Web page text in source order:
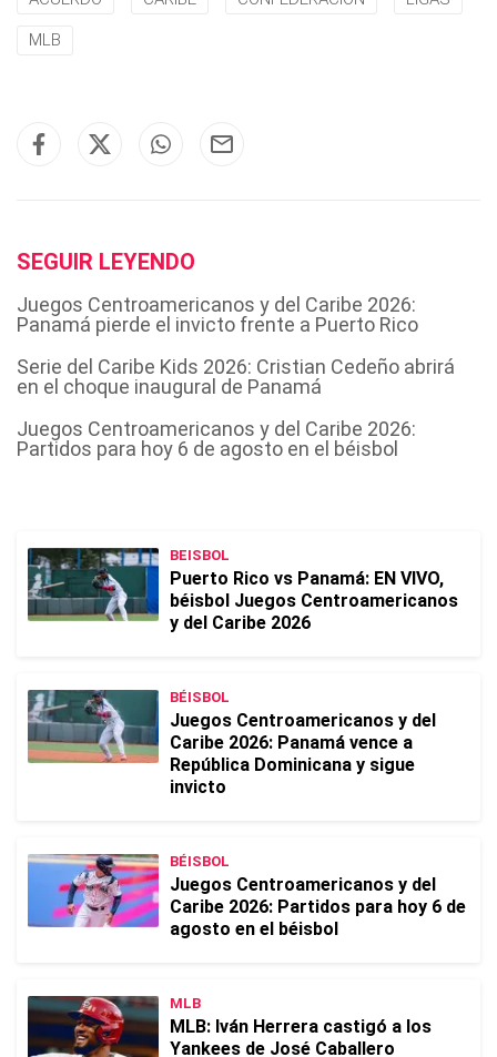
MLB
SEGUIR LEYENDO
Juegos Centroamericanos y del Caribe 2026:
Panamá pierde el invicto frente a Puerto Rico
Serie del Caribe Kids 2026: Cristian Cedeño abrirá
en el choque inaugural de Panamá
Juegos Centroamericanos y del Caribe 2026:
Partidos para hoy 6 de agosto en el béisbol
BEISBOL
Puerto Rico vs Panamá: EN VIVO,
béisbol Juegos Centroamericanos
y del Caribe 2026
BÉISBOL
Juegos Centroamericanos y del
Caribe 2026: Panamá vence a
República Dominicana y sigue
invicto
BÉISBOL
Juegos Centroamericanos y del
Caribe 2026: Partidos para hoy 6 de
agosto en el béisbol
MLB
MLB: Iván Herrera castigó a los
Yankees de José Caballero